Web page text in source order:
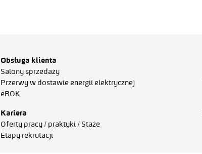
Obsługa klienta
Salony sprzedaży
Przerwy w dostawie energii elektrycznej
eBOK
Kariera
Oferty pracy / praktyki / Staże
Etapy rekrutacji